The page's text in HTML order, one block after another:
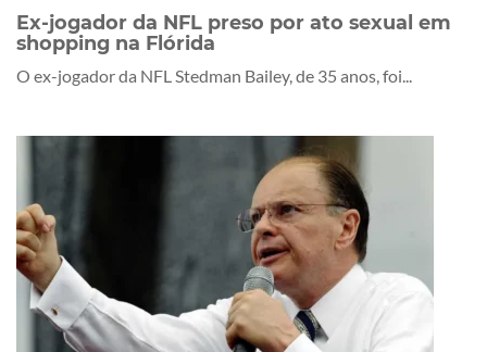
Ex-jogador da NFL preso por ato sexual em
shopping na Flórida
O ex-jogador da NFL Stedman Bailey, de 35 anos, foi...